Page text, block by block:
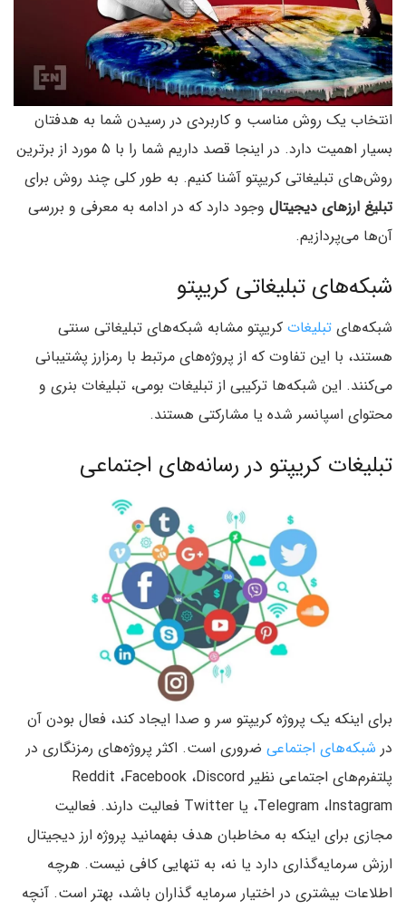
انتخاب یک روش مناسب و کاربردی در رسیدن شما به هدفتان
بسیار اهمیت دارد. در اینجا قصد داریم شما را با ۵ مورد از برترین
روش‌های تبلیغاتی کریپتو آشنا کنیم. به طور کلی چند روش برای
تبلیغ ارزهای دیجیتال وجود دارد که در ادامه به معرفی و بررسی
آن‌ها می‌پردازیم.
شبکه‌های تبلیغاتی کریپتو
شبکه‌های تبلیغات کریپتو مشابه شبکه‌های تبلیغاتی سنتی
هستند، با این تفاوت که از پروژه‌های مرتبط با رمزارز پشتیبانی
می‌کنند. این شبکه‌ها ترکیبی از تبلیغات بومی، تبلیغات بنری و
محتوای اسپانسر‌ شده یا مشارکتی هستند.
تبلیغات کریپتو در رسانه‌های اجتماعی
برای اینکه یک پروژه کریپتو سر و صدا ایجاد کند، فعال بودن آن
در شبکه‌های اجتماعی ضروری است. اکثر پروژه‌های رمزنگاری در
پلتفرم‌های اجتماعی نظیر Reddit ،Facebook ،Discord
،Telegram ،Instagram یا Twitter فعالیت دارند. فعالیت
مجازی برای اینکه به مخاطبان هدف بفهمانید پروژه ارز دیجیتال
ارزش سرمایه‌گذاری دارد یا نه، به تنهایی کافی نیست. هرچه
اطلاعات بیشتری در اختیار سرمایه گذاران باشد، بهتر است. آنچه